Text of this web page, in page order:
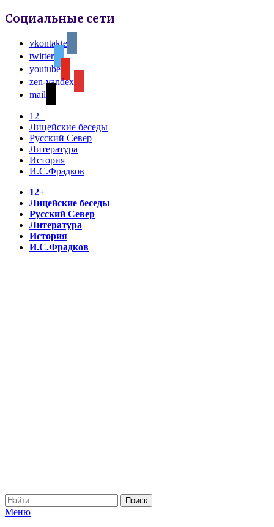
Социальные сети
vkontakte
twitter
youtube
zen-yandex
mail
12+
Лицейские беседы
Русский Север
Литература
История
И.С.Фрадков
12+
Лицейские беседы
Русский Север
Литература
История
И.С.Фрадков
Меню